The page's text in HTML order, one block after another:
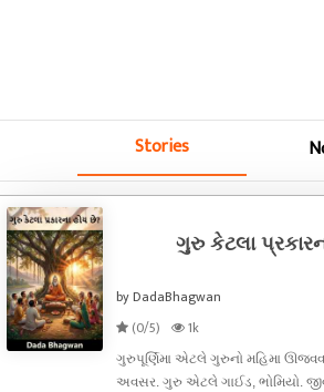
Stories
ગુરુ કેટલા
by DadaBhagwan
(0/5)
1k
ગુરુપૂર્ણિમા એટલે ગુરુનો મહિમા
અવસર. ગુરુ એટલે ગાઈડ, ભોમિયો.